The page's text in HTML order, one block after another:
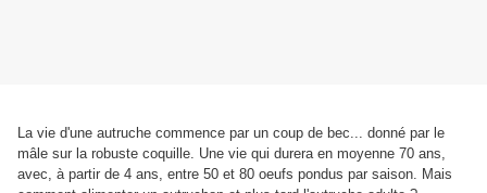
La vie d'une autruche commence par un coup de bec... donné par le
mâle sur la robuste coquille. Une vie qui durera en moyenne 70 ans,
avec, à partir de 4 ans, entre 50 et 80 oeufs pondus par saison. Mais